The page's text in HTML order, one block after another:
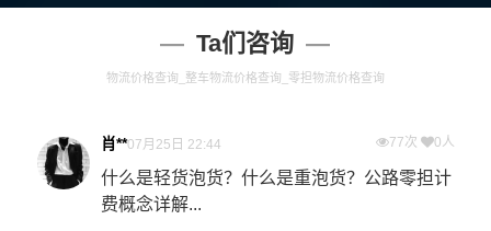
Ta们咨询
物流价格查询_整车物流价格查询_零担物流价格查询
肖**07月25日 22:44 77次 0人
什么是轻货泡货？什么是重泡货？公路零担计
费概念详解...